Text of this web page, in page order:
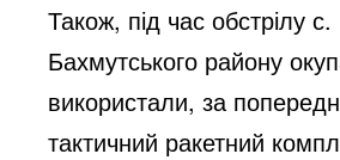
Також, під час обстрілу
Бахмутського району
використали, за
тактичний ракетний